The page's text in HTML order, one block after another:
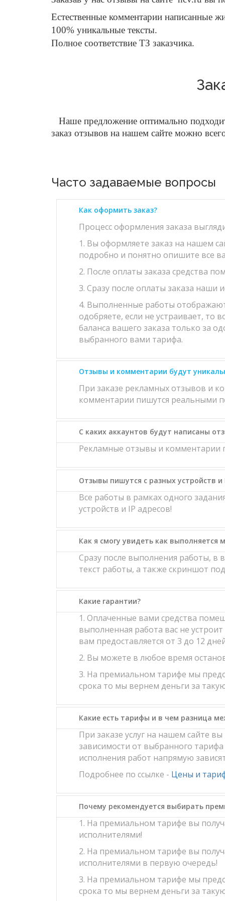
Естественные комментарии написанные
100% уникальные тексты.
Полное соответствие ТЗ заказчика.
Наше предложение оптимально
заказ отзывов на нашем сайте можно
Часто задаваемые вопросы
Как оформить заказ?
Процесс оформления заказа
1. Вы оформляете заказ на нашем
подробно и понятно опишите все
2. После оплаты заказа средства
3. Сразу после оплаты заказа наши
4. Выполненные работы
одобряете, если не устраивает, то
баланса вашего заказа только за
выбранного вами тарифа.
Отзывы и комментарии будут
При заказе рекламных отзывов и
комментарии пишутся реальными
С каких аккаунтов будут написаны
Рекламные отзывы и комментарии
Отзывы пишутся с разных устройств и
Все работы в рамках одного
устройств и IP адресов!
Как я смогу увидеть как выполняется
Сразу после выполнения работы, в
текст работы, а также скриншот
Какие гарантии?
1. Оплаченные вами средства
выполненная работа вас не
вам предоставляется от 3 до 12
2. Вы можете в любое время
3. На премиальном тарифе мы
срока то мы вернем деньги за
Какие есть тарифы и в чем разница
При заказе услуг на нашем сайте
зависимости от выбранного
исполнения работ напрямую
Подробнее по ссылке - Цены и
Почему рекомендуется выбирать
1. На премиальном тарифе вы
исполнителями!
2. На премиальном тарифе вы
исполнителями в первую очередь!
3. На премиальном тарифе мы
срока то мы вернем деньги за